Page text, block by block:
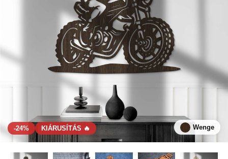
-24% KIÁRUSÍTÁS 🔥 Wenge